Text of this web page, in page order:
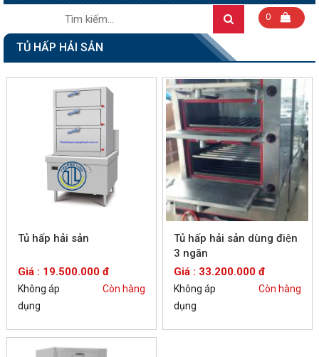
Tìm
Search0
TỦ HẤP HẢI SẢN
Tủ hấp hải sản
Giá : 19.500.000 đ
Không áp
dụng
Còn hàng
Tủ hấp hải sản dùng điện
3 ngăn
Giá : 33.200.000 đ
Không áp
dụng
Còn hàng